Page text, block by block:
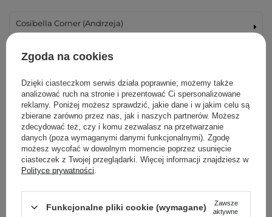
Cosibella Corner (Andrzeja)
Cosibella Corner (Łucka)
Cosibella Corner (Woronicza)
Cosibella Corner (Wileńska)
Cosibella Corner (Bohaterów Warszawy)
Cosibella Corner (Tadeusza Kościuszki)
Zgoda na cookies
Dzięki ciasteczkom serwis działa poprawnie; możemy także
analizować ruch na stronie i prezentować Ci spersonalizowane
reklamy. Poniżej możesz sprawdzić, jakie dane i w jakim celu są
zbierane zarówno przez nas, jak i naszych partnerów. Możesz
zdecydować też, czy i komu zezwalasz na przetwarzanie
danych (poza wymaganymi danymi funkcjonalnymi). Zgodę
możesz wycofać w dowolnym momencie poprzez usunięcie
ciasteczek z Twojej przeglądarki. Więcej informacji znajdziesz w
Polityce prywatności
Funkcjonalne pliki cookie (wymagane)
Zawsze
aktywne